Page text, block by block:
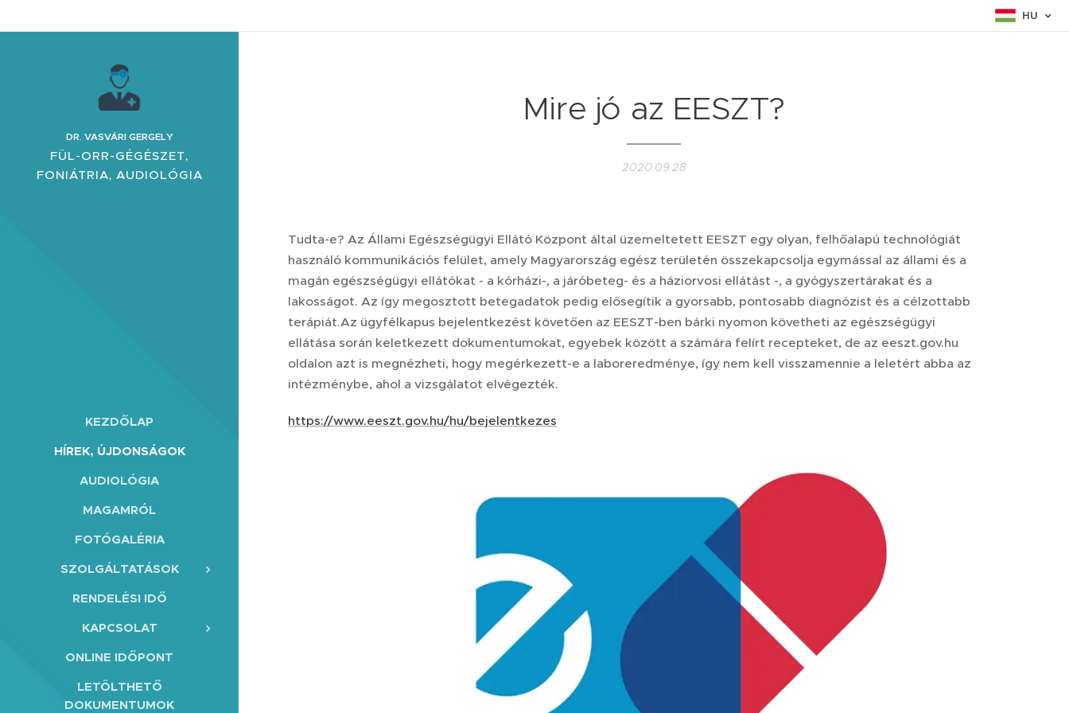
HU
DR. VASVÁRI GERGELY
FÜL-ORR-GÉGÉSZET,
FONIÁTRIA, AUDIOLÓGIA
KEZDŐLAP
HÍREK, ÚJDONSÁGOK
AUDIOLÓGIA
MAGAMRÓL
FOTÓGALÉRIA
SZOLGÁLTATÁSOK
RENDELÉSI IDŐ
KAPCSOLAT
ONLINE IDŐPONT
LETÖLTHETŐ
DOKUMENTUMOK
Mire jó az EESZT?
2020.09.28
Tudta-e? Az Állami Egészségügyi Ellátó Központ által üzemeltetett EESZT egy olyan, felhőalapú technológiát
használó kommunikációs felület, amely Magyarország egész területén összekapcsolja egymással az állami és a
magán egészségügyi ellátókat - a kórházi-, a járóbeteg- és a háziorvosi ellátást -, a gyógyszertárakat és a
lakosságot. Az így megosztott betegadatok pedig elősegítik a gyorsabb, pontosabb diagnózist és a célzottabb
terápiát.Az ügyfélkapus bejelentkezést követően az EESZT-ben bárki nyomon követheti az egészségügyi
ellátása során keletkezett dokumentumokat, egyebek között a számára felírt recepteket, de az eeszt.gov.hu
oldalon azt is megnézheti, hogy megérkezett-e a laboreredménye, így nem kell visszamennie a leletért abba az
intézménybe, ahol a vizsgálatot elvégezték.
https://www.eeszt.gov.hu/hu/bejelentkezes